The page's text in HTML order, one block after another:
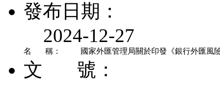
發布日期：
2024-12-27
名 稱： 國家外匯管理局關於印發《銀行外匯風
文 號：